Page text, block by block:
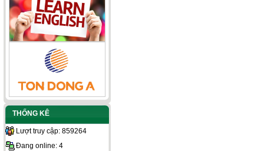
THỐNG KÊ
Lượt truy cập: 859264
Đang online: 4